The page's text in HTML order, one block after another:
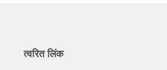
त्वरित लिंक